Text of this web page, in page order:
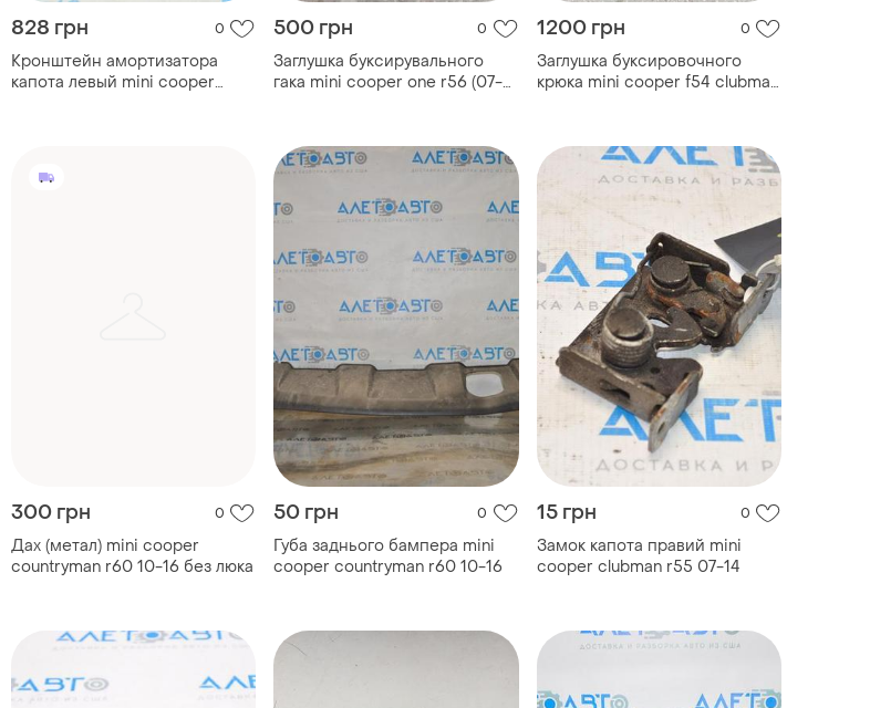
828 грн 0
Кронштейн амортизатора
капота левый mini cooper
500 грн 0
Заглушка буксирувального
гака mini cooper one r56 (07-
1200 грн 0
Заглушка буксировочного
крюка mini cooper f54 clubman
300 грн 0
Дах (метал) mini cooper
countryman r60 10-16 без люка
50 грн 0
Губа заднього бампера mini
cooper countryman r60 10-16
15 грн 0
Замок капота правий mini
cooper clubman r55 07-14